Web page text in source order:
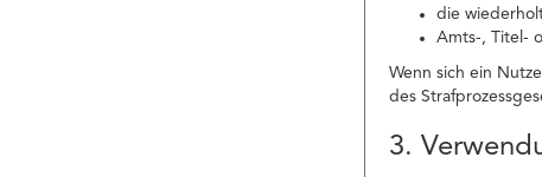
die
Amts-, Titel-
Wenn sich ein
des
3.